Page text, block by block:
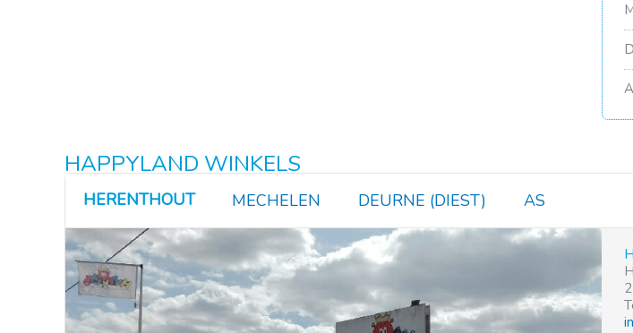
HAPPYLAND WINKELS
HERENTHOUT MECHELEN DEURNE (DIEST) AS